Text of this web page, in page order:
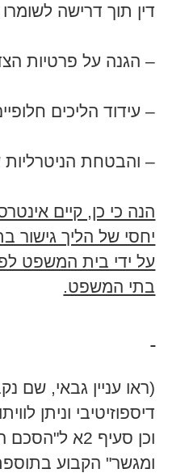
דין תוך דרישה
– הגנה על פרטיות
– עידוד הליכים
– והבטחת
הנה כי כן, קיים
יחסי של הליך גישור
בתי המשפט.
(ראו עניין גבאי, שם
דיספוזיטיבי וניתן
וכן סעיף 2א
ומגשר" הקבוע